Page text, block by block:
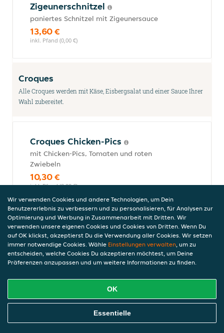
Zigeunerschnitzel
paniertes Schnitzel mit Zigeunersauce
13,60 €
inkl. Pfand (0,00 €)
Croques
Alle Croques werden mit Käse, Eisbergsalat und einer Sauce Ihrer
Wahl zubereitet.
Croques Chicken-Pics
mit Chicken-Pics, Tomaten und roten
Zwiebeln
10,30 €
inkl. Pfand (0,00 €)
Croques Crispy-Chicken
mit Crispy-Chicken, Zwiebeln
11,80 €
inkl. Pfand (0,00 €)
Croques Bacon
mit Bacon, Ei und Sauce Hollandaise
Online Essen Bestellen
Wir verwenden Cookies und andere Technologien, um Dein
Benutzererlebnis zu verbessern und zu personalisieren, für Analysen zur
Optimierung und Werbung in Zusammenarbeit mit Dritten. Wir
verwenden unsere eigenen Cookies und Cookies von Dritten. Wenn Du
auf OK klickst, akzeptierst Du die Verwendung aller Cookies. Wir setzen
immer notwendige Cookies. Wähle Einstellungen verwalten, um zu
entscheiden, welche Cookies Du akzeptieren möchtest, um Deine
Präferenzen anzupassen und um weitere Informationen zu finden.
OK
Essentielle